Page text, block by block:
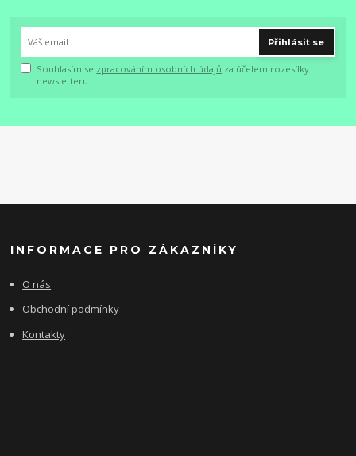
Přihlásit se
Souhlasím se zpracováním osobních údajů za účelem rozesílky
newsletteru.
INFORMACE PRO ZÁKAZNÍKY
O nás
Obchodní podmínky
Kontakty